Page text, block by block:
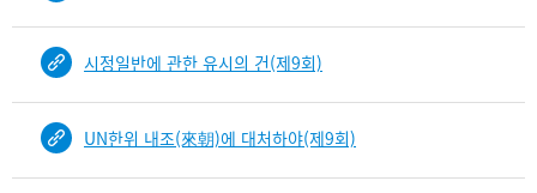
시정일반에 관한 유시의 건(제9회)
UN한위 내조(來朝)에 대처하야(제9회)